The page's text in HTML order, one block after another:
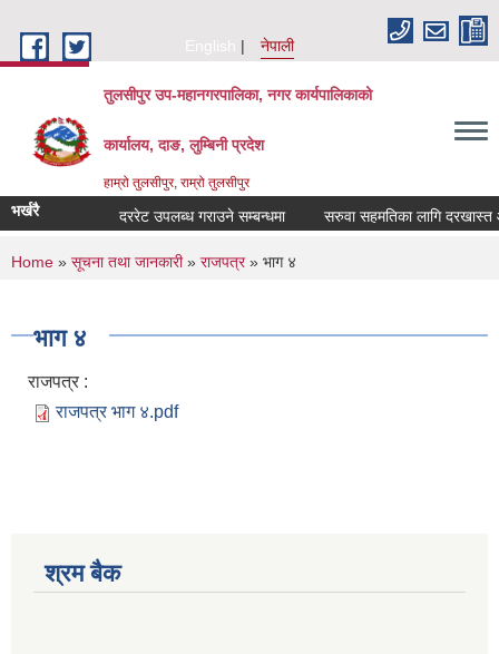
English
नेपाली
तुलसीपुर उप-महानगरपालिका, नगर कार्यपालिकाको
कार्यालय, दाङ, लुम्बिनी प्रदेश
हाम्रो तुलसीपुर, राम्रो तुलसीपुर
भर्खरै दररेट उपलब्ध गराउने सम्बन्धमा सरुवा सहमतिका लागि दरखास्त
You are here
Home » सूचना तथा जानकारी» राजपत्र» भाग ४
भाग ४
राजपत्र :
राजपत्र भाग ४.pdf
श्रम बैक